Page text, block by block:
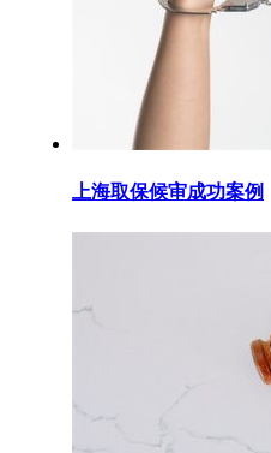
上海取保候审成功案例